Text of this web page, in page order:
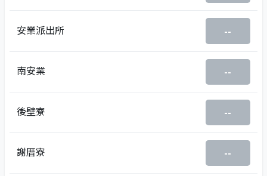
安業派出所 --
南安業 --
後壁寮 --
謝厝寮 --